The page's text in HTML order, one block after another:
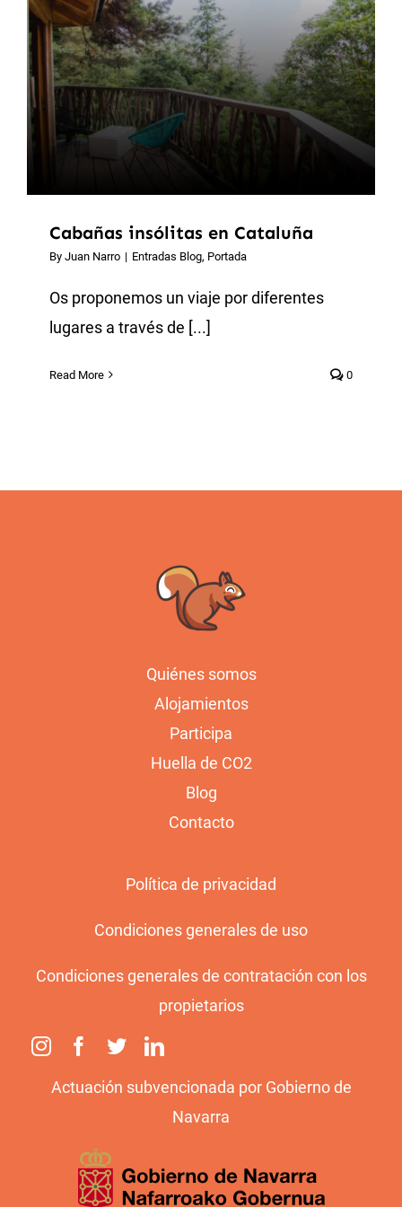
Cabañas insólitas en Cataluña
By Juan Narro | Entradas Blog, Portada
Os proponemos un viaje por diferentes
lugares a través de [...]
Read More 0
Quiénes somos
Alojamientos
Participa
Huella de CO2
Blog
Contacto
Política de privacidad
Condiciones generales de uso
Condiciones generales de contratación con los
propietarios
Actuación subvencionada por Gobierno de
Navarra